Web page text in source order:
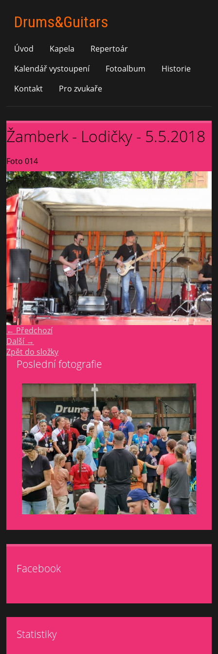
Drums&Guitars
Úvod Kapela
Repertoár
Kalendář vystoupení
Fotoalbum
Historie
Kontakt
Pro zvukaře
Žamberk - Lodičky - 5.5.2018
Foto 014
← Předchozí
Další →
Zpět do složky
Poslední fotografie
Facebook
Statistiky